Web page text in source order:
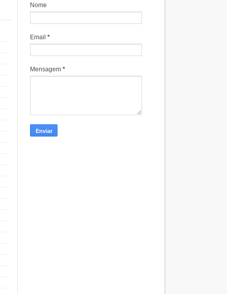
Nome
Email *
Mensagem *